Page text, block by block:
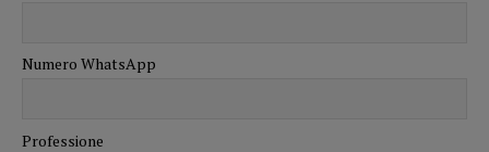
Numero WhatsApp
Professione